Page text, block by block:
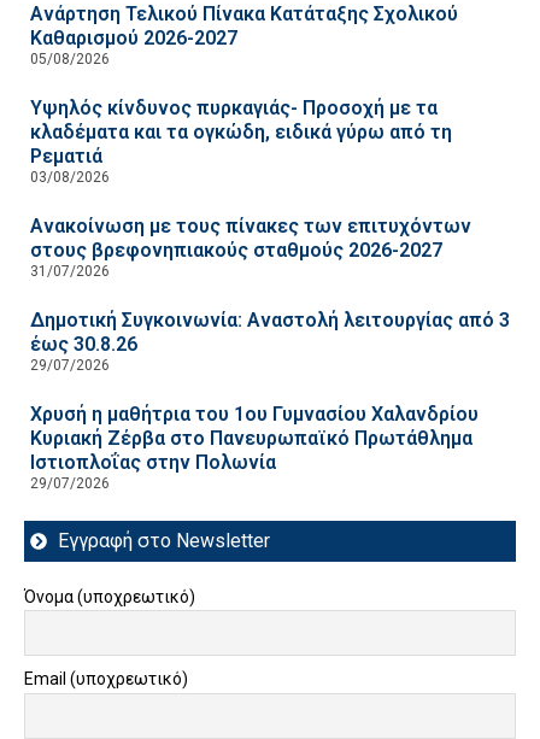
Ανάρτηση Τελικού Πίνακα Κατάταξης Σχολικού
Καθαρισμού 2026-2027
05/08/2026
Υψηλός κίνδυνος πυρκαγιάς- Προσοχή με τα
κλαδέματα και τα ογκώδη, ειδικά γύρω από τη
Ρεματιά
03/08/2026
Ανακοίνωση με τους πίνακες των επιτυχόντων
στους βρεφονηπιακούς σταθμούς 2026-2027
31/07/2026
Δημοτική Συγκοινωνία: Αναστολή λειτουργίας από 3
έως 30.8.26
29/07/2026
Χρυσή η μαθήτρια του 1ου Γυμνασίου Χαλανδρίου
Κυριακή Ζέρβα στο Πανευρωπαϊκό Πρωτάθλημα
Ιστιοπλοΐας στην Πολωνία
29/07/2026
Εγγραφή στο Newsletter
Όνομα (υποχρεωτικό)
Email (υποχρεωτικό)